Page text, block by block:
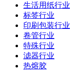
生活用纸行业
标签行业
印刷包装行业
卷管行业
特殊行业
滤器行业
热熔胶